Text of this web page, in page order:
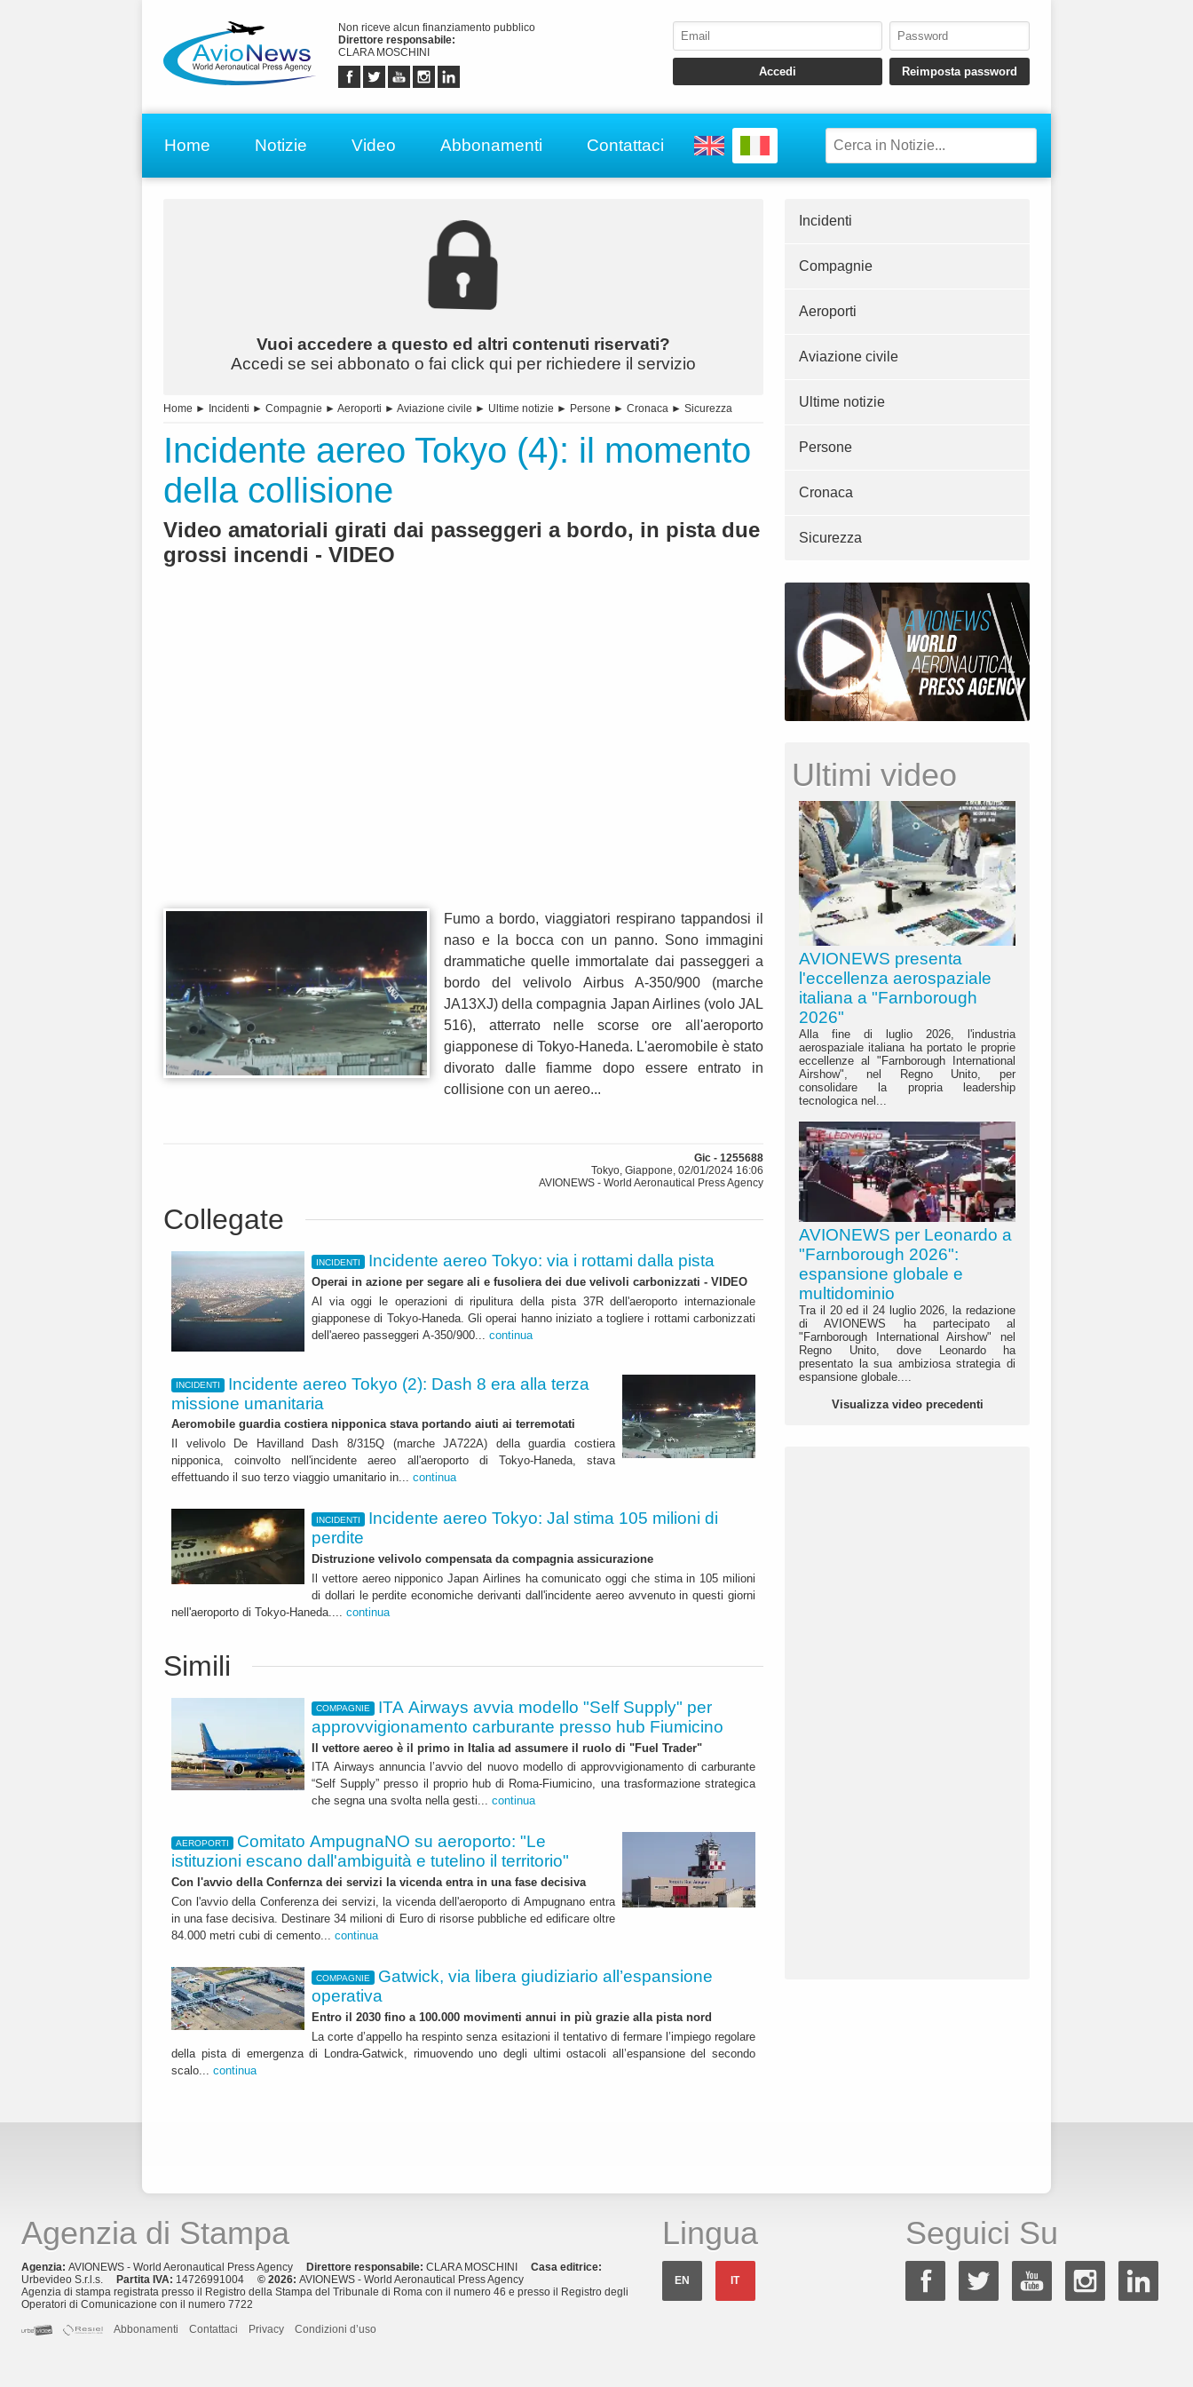
Non riceve alcun finanziamento pubblico
Direttore responsabile:
CLARA MOSCHINI
Home Notizie Video Abbonamenti Contattaci
Vuoi accedere a questo ed altri contenuti riservati?
Accedi se sei abbonato o fai click qui per richiedere il servizio
Home ► Incidenti ► Compagnie ► Aeroporti ► Aviazione civile ► Ultime notizie ► Persone ► Cronaca ► Sicurezza
Incidente aereo Tokyo (4): il momento
della collisione
Video amatoriali girati dai passeggeri a bordo, in pista due
grossi incendi - VIDEO
Fumo a bordo, viaggiatori respirano tappandosi il
naso e la bocca con un panno. Sono immagini
drammatiche quelle immortalate dai passeggeri a
bordo del velivolo Airbus A-350/900 (marche
JA13XJ) della compagnia Japan Airlines (volo JAL
516), atterrato nelle scorse ore all'aeroporto
giapponese di Tokyo-Haneda. L'aeromobile è stato
divorato dalle fiamme dopo essere entrato in
collisione con un aereo...
Gic - 1255688
Tokyo, Giappone, 02/01/2024 16:06
AVIONEWS - World Aeronautical Press Agency
Collegate
INCIDENTI Incidente aereo Tokyo: via i rottami dalla pista
Operai in azione per segare ali e fusoliera dei due velivoli carbonizzati - VIDEO
Al via oggi le operazioni di ripulitura della pista 37R dell'aeroporto internazionale
giapponese di Tokyo-Haneda. Gli operai hanno iniziato a togliere i rottami carbonizzati
dell'aereo passeggeri A-350/900... continua
INCIDENTI
Incidente aereo Tokyo (2): Dash 8 era alla terza
missione umanitaria
Aeromobile guardia costiera nipponica stava portando aiuti ai terremotati
Il velivolo De Havilland Dash 8/315Q (marche JA722A) della guardia costiera
nipponica, coinvolto nell'incidente aereo all'aeroporto di Tokyo-Haneda, stava
effettuando il suo terzo viaggio umanitario in... continua
INCIDENTI
Incidente aereo Tokyo: Jal stima 105 milioni di
perdite
Distruzione velivolo compensata da compagnia assicurazione
Il vettore aereo nipponico Japan Airlines ha comunicato oggi che stima in 105 milioni
di dollari le perdite economiche derivanti dall'incidente aereo avvenuto in questi giorni
nell'aeroporto di Tokyo-Haneda.... continua
Simili
COMPAGNIE
ITA Airways avvia modello "Self Supply" per
approvvigionamento carburante presso hub Fiumicino
Il vettore aereo è il primo in Italia ad assumere il ruolo di "Fuel Trader"
ITA Airways annuncia l’avvio del nuovo modello di approvvigionamento di carburante
“Self Supply” presso il proprio hub di Roma-Fiumicino, una trasformazione strategica
che segna una svolta nella gesti... continua
AEROPORTI
Comitato AmpugnaNO su aeroporto: "Le
istituzioni escano dall'ambiguità e tutelino il territorio"
Con l'avvio della Confernza dei servizi la vicenda entra in una fase decisiva
Con l'avvio della Conferenza dei servizi, la vicenda dell'aeroporto di Ampugnano entra
in una fase decisiva. Destinare 34 milioni di Euro di risorse pubbliche ed edificare oltre
84.000 metri cubi di cemento... continua
COMPAGNIE
Gatwick, via libera giudiziario all’espansione
operativa
Entro il 2030 fino a 100.000 movimenti annui in più grazie alla pista nord
La corte d’appello ha respinto senza esitazioni il tentativo di fermare l’impiego regolare
della pista di emergenza di Londra-Gatwick, rimuovendo uno degli ultimi ostacoli all’espansione del secondo
scalo... continua
Incidenti
Compagnie
Aeroporti
Aviazione civile
Ultime notizie
Persone
Cronaca
Sicurezza
Ultimi video
AVIONEWS presenta
l'eccellenza aerospaziale
italiana a "Farnborough
2026"
Alla fine di luglio 2026, l'industria
aerospaziale italiana ha portato le proprie
eccellenze al "Farnborough International
Airshow", nel Regno Unito, per
consolidare la propria leadership
tecnologica nel...
AVIONEWS per Leonardo a
"Farnborough 2026":
espansione globale e
multidominio
Tra il 20 ed il 24 luglio 2026, la redazione
di AVIONEWS ha partecipato al
"Farnborough International Airshow" nel
Regno Unito, dove Leonardo ha
presentato la sua ambiziosa strategia di
espansione globale....
Visualizza video precedenti
Agenzia di Stampa
Agenzia: AVIONEWS - World Aeronautical Press Agency Direttore responsabile: CLARA MOSCHINI Casa editrice:
Urbevideo S.r.l.s.
Partita IVA: 14726991004 © 2026: AVIONEWS - World Aeronautical Press Agency
Agenzia di stampa registrata presso il Registro della Stampa del Tribunale di Roma con il numero 46 e presso il Registro degli
Operatori di Comunicazione con il numero 7722
Abbonamenti
Contattaci Privacy Condizioni d’uso
Lingua
EN IT
Seguici Su